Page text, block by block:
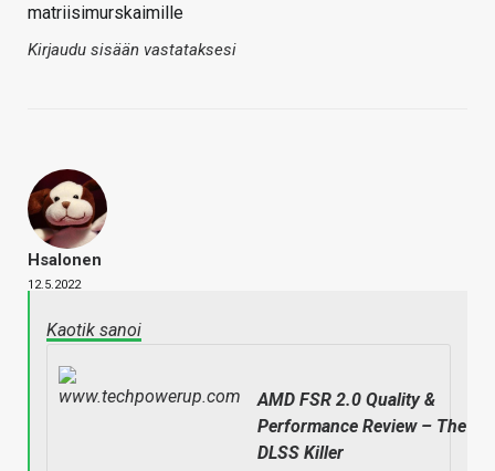
matriisimurskaimille
Kirjaudu sisään vastataksesi
Hsalonen
12.5.2022
Kaotik sanoi
AMD FSR 2.0 Quality &
Performance Review – The
DLSS Killer